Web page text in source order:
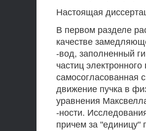
Настоящая
В первом разделе
качестве
-вод, заполненный
частиц
самосогласованная
движение пучка в
уравнения
-ности.
причем за "единицу"